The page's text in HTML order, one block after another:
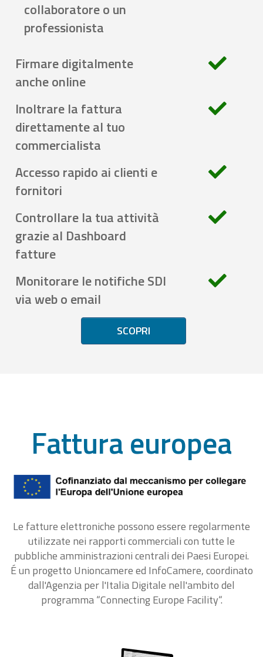
collaboratore o un
professionista
Firmare digitalmente
anche online
Inoltrare la fattura
direttamente al tuo
commercialista
Accesso rapido ai clienti e
fornitori
Controllare la tua attività
grazie al Dashboard
fatture
Monitorare le notifiche SDI
via web o email
SCOPRI
Fattura europea
Le fatture elettroniche possono essere regolarmente
utilizzate nei rapporti commerciali con tutte le
pubbliche amministrazioni centrali dei Paesi Europei.
É un progetto Unioncamere ed InfoCamere, coordinato
dall'Agenzia per l'Italia Digitale nell'ambito del
programma “Connecting Europe Facility“.